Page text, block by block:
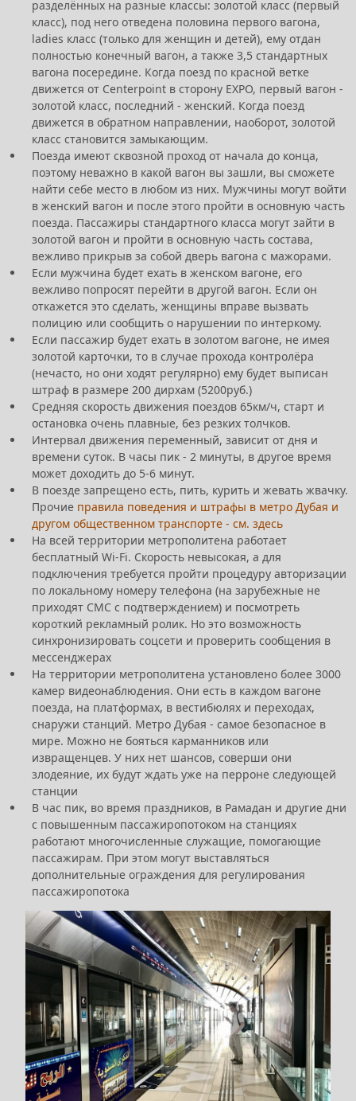
разделённых на разные классы: золотой класс (первый
класс), под него отведена половина первого вагона,
ladies класс (только для женщин и детей), ему отдан
полностью конечный вагон, а также 3,5 стандартных
вагона посередине. Когда поезд по красной ветке
движется от Centerpoint в сторону EXPO, первый вагон -
золотой класс, последний - женский. Когда поезд
движется в обратном направлении, наоборот, золотой
класс становится замыкающим.
Поезда имеют сквозной проход от начала до конца,
поэтому неважно в какой вагон вы зашли, вы сможете
найти себе место в любом из них. Мужчины могут войти
в женский вагон и после этого пройти в основную часть
поезда. Пассажиры стандартного класса могут зайти в
золотой вагон и пройти в основную часть состава,
вежливо прикрыв за собой дверь вагона с мажорами.
Если мужчина будет ехать в женском вагоне, его
вежливо попросят перейти в другой вагон. Если он
откажется это сделать, женщины вправе вызвать
полицию или сообщить о нарушении по интеркому.
Если пассажир будет ехать в золотом вагоне, не имея
золотой карточки, то в случае прохода контролёра
(нечасто, но они ходят регулярно) ему будет выписан
штраф в размере 200 дирхам (5200руб.)
Средняя скорость движения поездов 65км/ч, старт и
остановка очень плавные, без резких толчков.
Интервал движения переменный, зависит от дня и
времени суток. В часы пик - 2 минуты, в другое время
может доходить до 5-6 минут.
В поезде запрещено есть, пить, курить и жевать жвачку.
Прочие правила поведения и штрафы в метро Дубая и
другом общественном транспорте - см. здесь
На всей территории метрополитена работает
бесплатный Wi-Fi. Скорость невысокая, а для
подключения требуется пройти процедуру авторизации
по локальному номеру телефона (на зарубежные не
приходят СМС с подтверждением) и посмотреть
короткий рекламный ролик. Но это возможность
синхронизировать соцсети и проверить сообщения в
мессенджерах
На территории метрополитена установлено более 3000
камер видеонаблюдения. Они есть в каждом вагоне
поезда, на платформах, в вестибюлях и переходах,
снаружи станций. Метро Дубая - самое безопасное в
мире. Можно не бояться карманников или
извращенцев. У них нет шансов, соверши они
злодеяние, их будут ждать уже на перроне следующей
станции
В час пик, во время праздников, в Рамадан и другие дни
с повышенным пассажиропотоком на станциях
работают многочисленные служащие, помогающие
пассажирам. При этом могут выставляться
дополнительные ограждения для регулирования
пассажиропотока